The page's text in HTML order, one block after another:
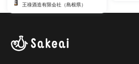
王祿酒造有限会社（島根県）